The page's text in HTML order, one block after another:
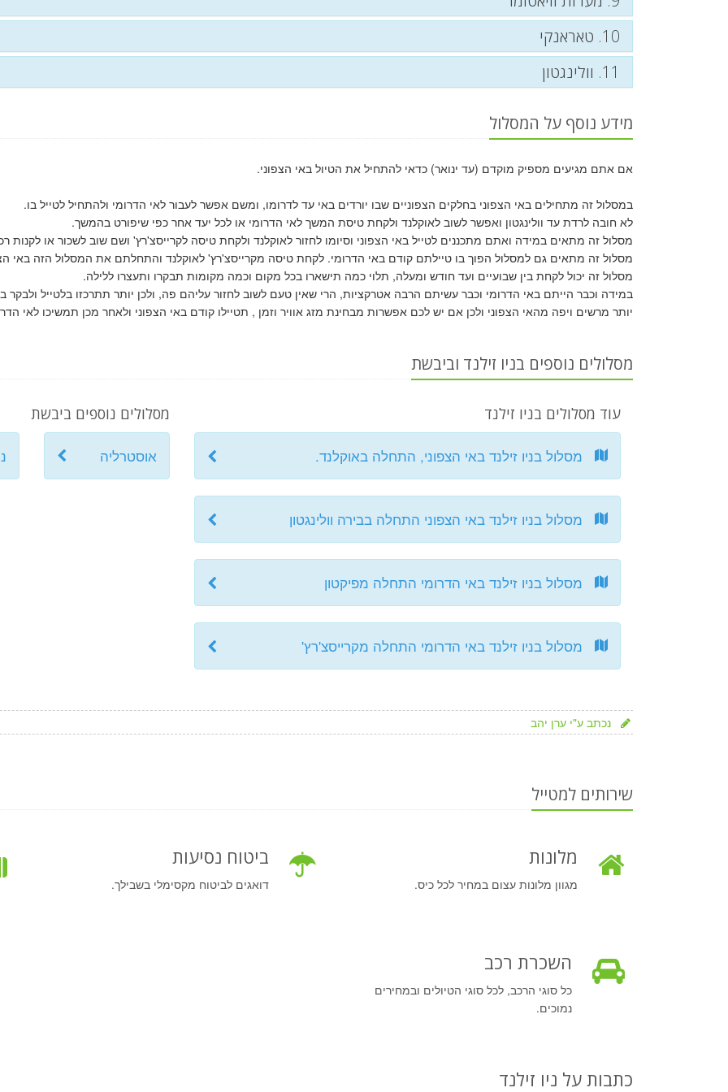
10. טאראנקי
11. וולינגטון
מידע נוסף על המסלול
אם אתם מגיעים מספיק מוקדם (עד ינואר) כדאי להתחיל את הטיול באי הצפוני.
במסלול זה מתחילים באי הצפוני בחלקים הצפוניים שבו יורדים באי עד לדרומו, ומשם אפשר לעבור לאי הדרומי ולהתחיל לטייל בו.
לא חובה לרדת עד וולינגטון ואפשר לשוב לאוקלנד ולקחת טיסת המשך לאי הדרומי או לכל יעד אחר כפי שיפורט בהמשך.
מסלול זה מתאים במידה ואתם מתכננים לטייל באי הצפוני וסיומו לחזור לאוקלנד ולקחת טיסה לקרייסצ'רץ' ושם שוב לשכור או לקנות
מסלול זה מתאים גם למסלול הפוך בו טיילתם קודם באי הדרומי. לקחת טיסה מקרייסצ'רץ' לאוקלנד והתחלתם את המסלול הזה באי
מסלול זה יכול לקחת בין שבועיים ועד חודש ומעלה, תלוי כמה תישארו בכל מקום וכמה מקומות תבקרו ותעצרו ללילה.
במידה וכבר הייתם באי הדרומי וכבר עשיתם הרבה אטרקציות, הרי שאין טעם לשוב לחזור עליהם פה, ולכן יותר תתרכזו בלטייל
יותר מרשים ויפה מהאי הצפוני ולכן אם יש לכם אפשרות מבחינת מזג אוויר וזמן , תטיילו קודם באי הצפוני ולאחר מכן תמשיכו לאי
מסלולים נוספים בניו זילנד וביבשת
עוד מסלולים בניו זילנד
מסלול בניו זילנד באי הצפוני, התחלה באוקלנד.
מסלול בניו זילנד באי הצפוני התחלה בבירה וולינגטון
מסלול בניו זילנד באי הדרומי התחלה מפיקטון
מסלול בניו זילנד באי הדרומי התחלה מקרייסצ'רץ'
מסלולים נוספים ביבשת
אוסטרליה
נכתב ע"י ערן יהב
שירותים למטייל
מלונות
מגוון מלונות עצום במחיר לכל כיס.
ביטוח נסיעות
דואגים לביטוח מקסימלי בשבילך.
השכרת רכב
כל סוגי הרכב, לכל סוגי הטיולים ובמחירים
נמוכים.
כתבות על ניו זילנד